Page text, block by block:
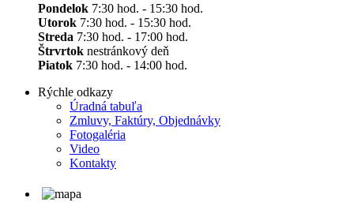
Pondelok 7:30 hod. - 15:30 hod.
Utorok 7:30 hod. - 15:30 hod.
Streda 7:30 hod. - 17:00 hod.
Štrvrtok nestránkový deň
Piatok 7:30 hod. - 14:00 hod.
Rýchle odkazy
Úradná tabuľa
Zmluvy, Faktúry, Objednávky
Fotogaléria
Video
Kontakty